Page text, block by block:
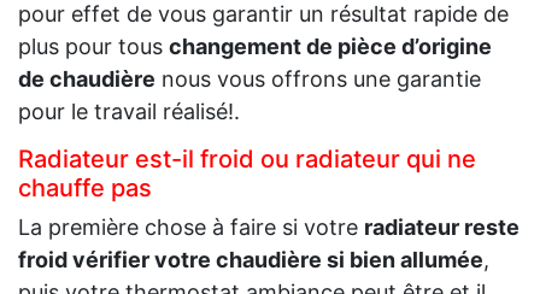
pour effet de vous garantir un résultat rapide de
plus pour tous changement de pièce d’origine
de chaudière nous vous offrons une garantie
pour le travail réalisé!.
Radiateur est-il froid ou radiateur qui ne
chauffe pas
La première chose à faire si votre radiateur reste
froid vérifier votre chaudière si bien allumée,